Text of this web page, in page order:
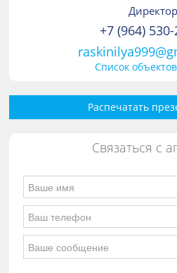
Директор
+7 (964)
Список
Распечатать
Связаться с